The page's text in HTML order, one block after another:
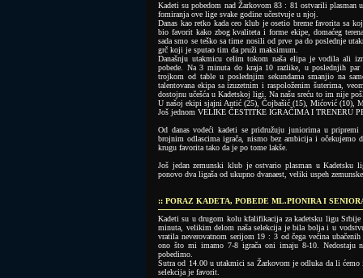
Kadeti su pobedom nad Žarkovom 83 : 81 ostvarili
fomiranja ove lige svake godine učestvuje u njoj.
Danas kao retko kada ceo klub je osetio breme favorita sa
bio favorit kako zbog kvaliteta i forme ekipe, domaćeg
sada smo se teško sa time nosili od prve pa do poslednje
grč koji je sputao tim da pruži maksimum.
Današnju utakmicu celim tokom naša elipa je vodila ali
pobede. Na 3 minuta do kraja 10 razlike, u poslednjih
trojkom od table u poslednjim sekundama smanjio na
talentovana ekipa sa izuzetnim i raspoloženim šuterima,
dostojnu učešća u Kadetskoj ligi. Na našu sreću to im nije
U našoj ekipi sjajni Antić (25), Čojbašić (15), Mićović (10),
Još jednom VELIKE ČESTITKE IGRAČIMA I TRENERU
Od danas vodeći kadeti se pridružuju juniorima u
brojnim odlascima igrača, nismo bez ambicija i očekujemo
krugu favorita tako da je po tome lakše.
Još jedan zemunski klub je ostvario plasman u
ponovo dva ligaša od ukupno dvanaest, veliki uspeh
:: PORAZ KADETA, POBEDE ML.PIONIRA I
Kadeti su u drugom kolu kfalifikacija za kadetsku ligu
minuta, velikim delom naša selekcija je bila bolja i u
vratila neverovatnom serijom 19 : 3 od čega većina
ono što mi imamo 7-8 igrača oni imaju 8-10. Nedostaju
pobedimo.
Sutra od 14.00 u utakmici sa Žarkovom je odluka da li
selekcija je favorit.